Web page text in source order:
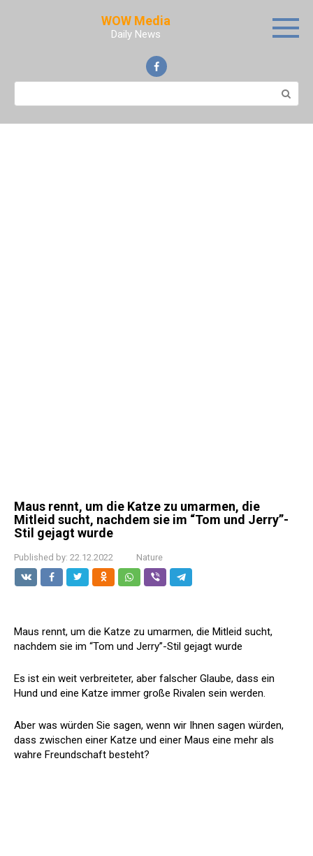
WOW Media
Daily News
Search:
Maus rennt, um die Katze zu umarmen, die
Mitleid sucht, nachdem sie im “Tom und Jerry”-
Stil gejagt wurde
Published by: 22.12.2022 Nature
Maus rennt, um die Katze zu umarmen, die Mitleid sucht,
nachdem sie im “Tom und Jerry”-Stil gejagt wurde
Es ist ein weit verbreiteter, aber falscher Glaube, dass ein
Hund und eine Katze immer große Rivalen sein werden.
Aber was würden Sie sagen, wenn wir Ihnen sagen würden,
dass zwischen einer Katze und einer Maus eine mehr als
wahre Freundschaft besteht?